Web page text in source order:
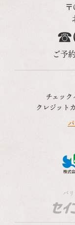
ご予
チェッ
クレジット
バ